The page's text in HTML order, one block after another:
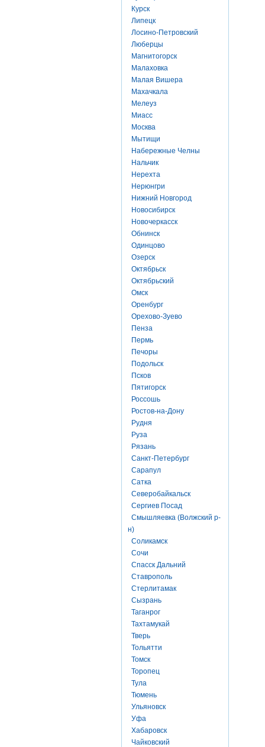
Курск
Липецк
Лосино-Петровский
Люберцы
Магнитогорск
Малаховка
Малая Вишера
Махачкала
Мелеуз
Миасс
Москва
Мытищи
Набережные Челны
Нальчик
Нерехта
Нерюнгри
Нижний Новгород
Новосибирск
Новочеркасск
Обнинск
Одинцово
Озерск
Октябрьск
Октябрьский
Омск
Оренбург
Орехово-Зуево
Пенза
Пермь
Печоры
Подольск
Псков
Пятигорск
Россошь
Ростов-на-Дону
Рудня
Руза
Рязань
Санкт-Петербург
Сарапул
Сатка
Северобайкальск
Сергиев Посад
Смышляевка (Волжский р-
н)
Соликамск
Сочи
Спасск Дальний
Ставрополь
Стерлитамак
Сызрань
Таганрог
Тахтамукай
Тверь
Тольятти
Томск
Торопец
Тула
Тюмень
Ульяновск
Уфа
Хабаровск
Чайковский